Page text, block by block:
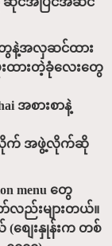
တွေနဲ့အလှဆင်ထား
ထားတဲ့ခုံလေးတွေ
အစားစာနဲ့
စုလိုက် အဖွဲ့လိုက်ဆို
menu တွေ
လည်းများတယ်။
စျေးနှုန်းက တစ်